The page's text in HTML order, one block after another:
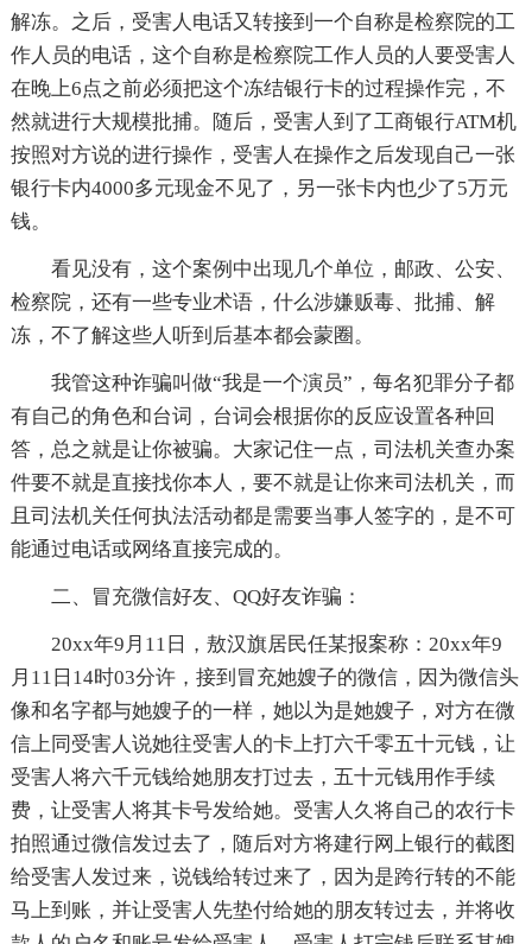
解冻。之后，受害人电话又转接到一个自称是检察院的工
作人员的电话，这个自称是检察院工作人员的人要受害人
在晚上6点之前必须把这个冻结银行卡的过程操作完，不
然就进行大规模批捕。随后，受害人到了工商银行ATM机
按照对方说的进行操作，受害人在操作之后发现自己一张
银行卡内4000多元现金不见了，另一张卡内也少了5万元
钱。
看见没有，这个案例中出现几个单位，邮政、公安、
检察院，还有一些专业术语，什么涉嫌贩毒、批捕、解
冻，不了解这些人听到后基本都会蒙圈。
我管这种诈骗叫做“我是一个演员”，每名犯罪分子都
有自己的角色和台词，台词会根据你的反应设置各种回
答，总之就是让你被骗。大家记住一点，司法机关查办案
件要不就是直接找你本人，要不就是让你来司法机关，而
且司法机关任何执法活动都是需要当事人签字的，是不可
能通过电话或网络直接完成的。
二、冒充微信好友、QQ好友诈骗：
20xx年9月11日，敖汉旗居民任某报案称：20xx年9
月11日14时03分许，接到冒充她嫂子的微信，因为微信头
像和名字都与她嫂子的一样，她以为是她嫂子，对方在微
信上同受害人说她往受害人的卡上打六千零五十元钱，让
受害人将六千元钱给她朋友打过去，五十元钱用作手续
费，让受害人将其卡号发给她。受害人久将自己的农行卡
拍照通过微信发过去了，随后对方将建行网上银行的截图
给受害人发过来，说钱给转过来了，因为是跨行转的不能
马上到账，并让受害人先垫付给她的朋友转过去，并将收